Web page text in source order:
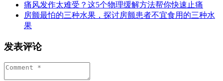
痛风发作太难受？这5个物理缓解方法帮你快速止痛
房颤最怕的三种水果，探讨房颤患者不宜食用的三种水
果
发表评论